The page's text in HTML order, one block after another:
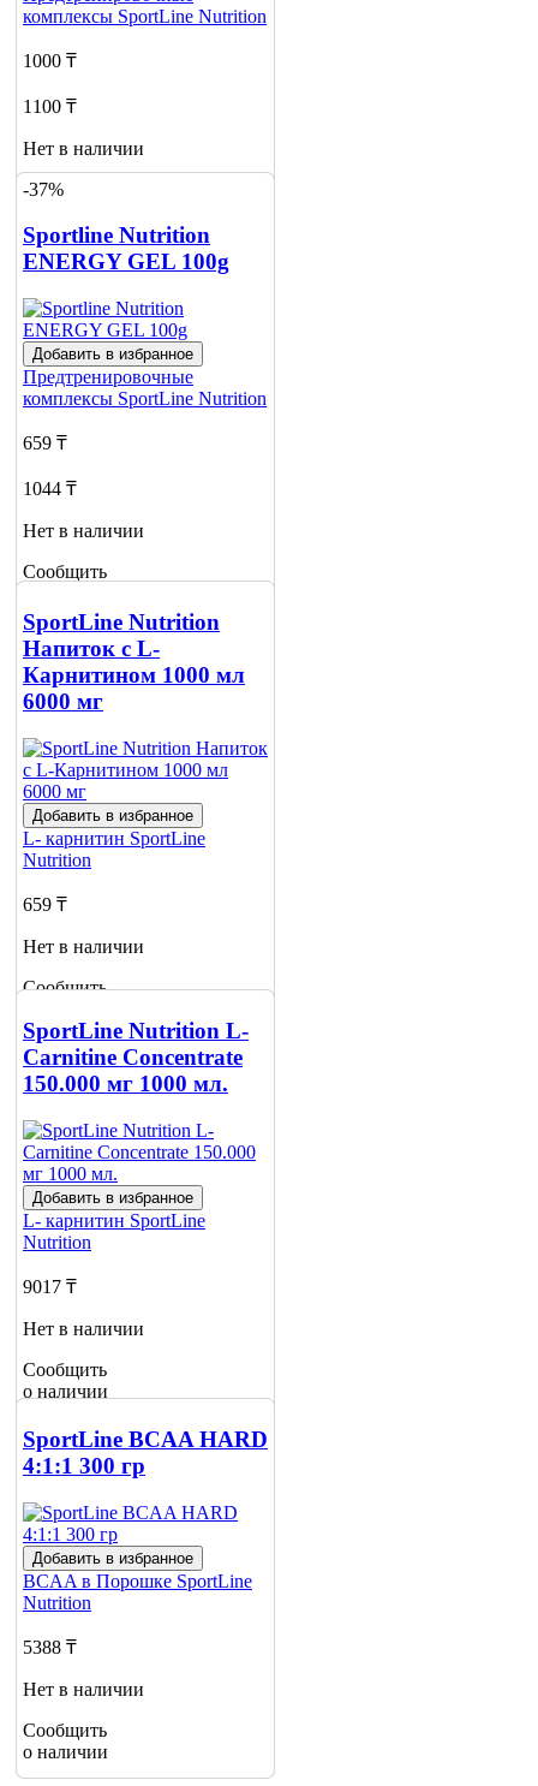
комплексы SportLine Nutrition
1000 ₸
1100 ₸
Нет в наличии
Сообщить
5
-37%
Sportline Nutrition
ENERGY GEL 100g
Добавить в избранное
Предтренировочные
комплексы SportLine Nutrition
659 ₸
1044 ₸
Нет в наличии
Сообщить
SportLine Nutrition
Напиток c L-
Карнитином 1000 мл
6000 мг
Добавить в избранное
L- карнитин SportLine
Nutrition
659 ₸
Нет в наличии
Сообщить
SportLine Nutrition L-
Carnitine Concentrate
150.000 мг 1000 мл.
Добавить в избранное
L- карнитин SportLine
Nutrition
9017 ₸
Нет в наличии
Сообщить
о наличии
SportLine BCAA HARD
4:1:1 300 гр
Добавить в избранное
BCAA в Порошке SportLine
Nutrition
5388 ₸
Нет в наличии
Сообщить
о наличии